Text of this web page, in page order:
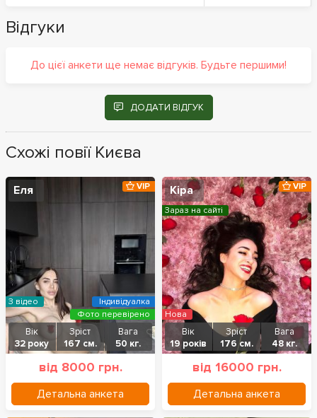
Відгуки
До цієї анкети ще немає відгуків. Будьте першими!
ДОДАТИ ВІДГУК
Схожі повії Києва
Еля
Вік
32 року
Зріст
167 см.
Вага
50 кг.
від 8000 грн.
Детальна анкета
VIP
З відео
Фото перевірено
Індивідуалка
Кіра
Вік
19 років
Зріст
176 см.
Вага
48 кг.
від 16000 грн.
Детальна анкета
VIP
Зараз на сайті
Нова